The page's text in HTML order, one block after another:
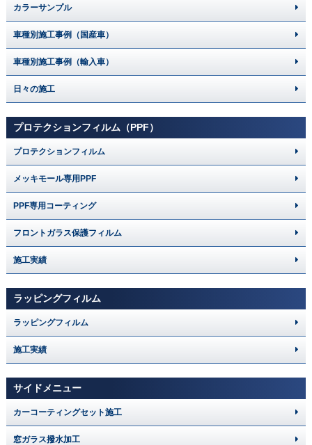
カラーサンプル
車種別施工事例（国産車）
車種別施工事例（輸入車）
日々の施工
プロテクションフィルム（PPF）
プロテクションフィルム
メッキモール専用PPF
PPF専用コーティング
フロントガラス保護フィルム
施工実績
ラッピングフィルム
ラッピングフィルム
施工実績
サイドメニュー
カーコーティングセット施工
窓ガラス撥水加工